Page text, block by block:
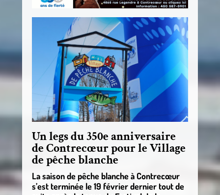
Un legs du 350e anniversaire
de Contrecœur pour le Village
de pêche blanche
La saison de pêche blanche à Contrecœur
s’est terminée le 19 février dernier tout de